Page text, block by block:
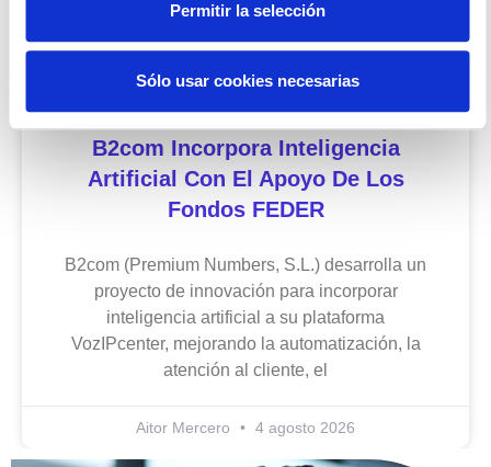
Permitir la selección
Sólo usar cookies necesarias
B2com Incorpora Inteligencia
Artificial Con El Apoyo De Los
Fondos FEDER
B2com (Premium Numbers, S.L.) desarrolla un
proyecto de innovación para incorporar
inteligencia artificial a su plataforma
VozIPcenter, mejorando la automatización, la
atención al cliente, el
Aitor Mercero 4 agosto 2026